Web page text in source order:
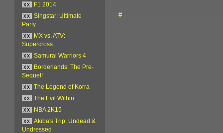
#
xx
F1 2014
xx
Singstar: Ultimate
Party
xx
MX vs. ATV:
Supercross
xx
Samurai Warriors 4
xx
Borderlands: The Pre-
Sequel!
xx
The Legend of Korra
xx
The Evil Within
xx
NBA 2K15
xx
Akiba's Trip: Undead &
Undressed